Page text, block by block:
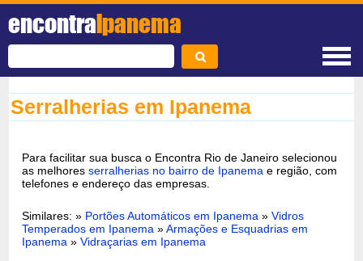
encontraIpanema
Serralherias em Ipanema
Para facilitar sua busca o Encontra Rio de Janeiro selecionou
as melhoresserralherias no bairro de Ipanema e região, com
telefones e endereço das empresas.
Similares: » Portões Automáticos em Ipanema »Vidros
Temperados em Ipanema »Armações e Esquadrias em
Ipanema »Vidraçarias em Ipanema